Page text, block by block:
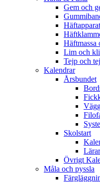
Gem och
Häftmassa
Lim och
Tejp och
Kalendrar
Årsbundet
Skolstart
Övrigt
Måla och pyssla